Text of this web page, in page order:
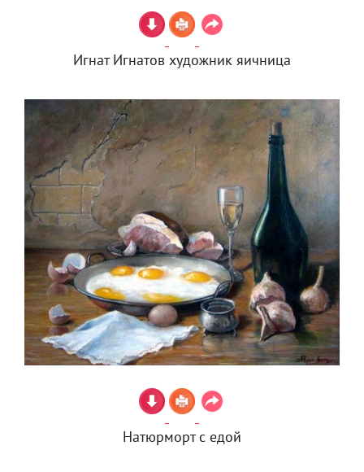
Игнат Игнатов художник яичница
Натюрморт с едой